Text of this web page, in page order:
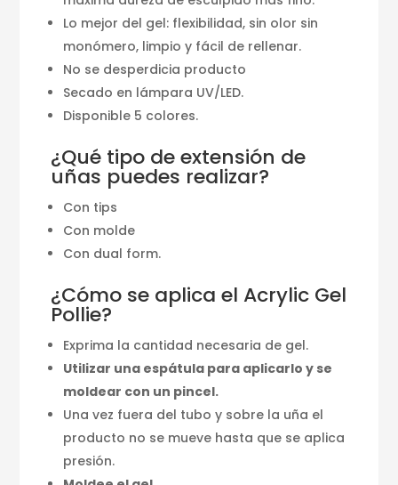
Lo mejor del gel: flexibilidad, sin olor sin
monómero, limpio y fácil de rellenar.
No se desperdicia producto
Secado en lámpara UV/LED.
Disponible 5 colores.
¿Qué tipo de extensión de
uñas puedes realizar?
Con tips
Con molde
Con dual form.
¿Cómo se aplica el Acrylic Gel
Pollie?
Exprima la cantidad necesaria de gel.
Utilizar una espátula para aplicarlo y se
moldear con un pincel.
Una vez fuera del tubo y sobre la uña el
producto no se mueve hasta que se aplica
presión.